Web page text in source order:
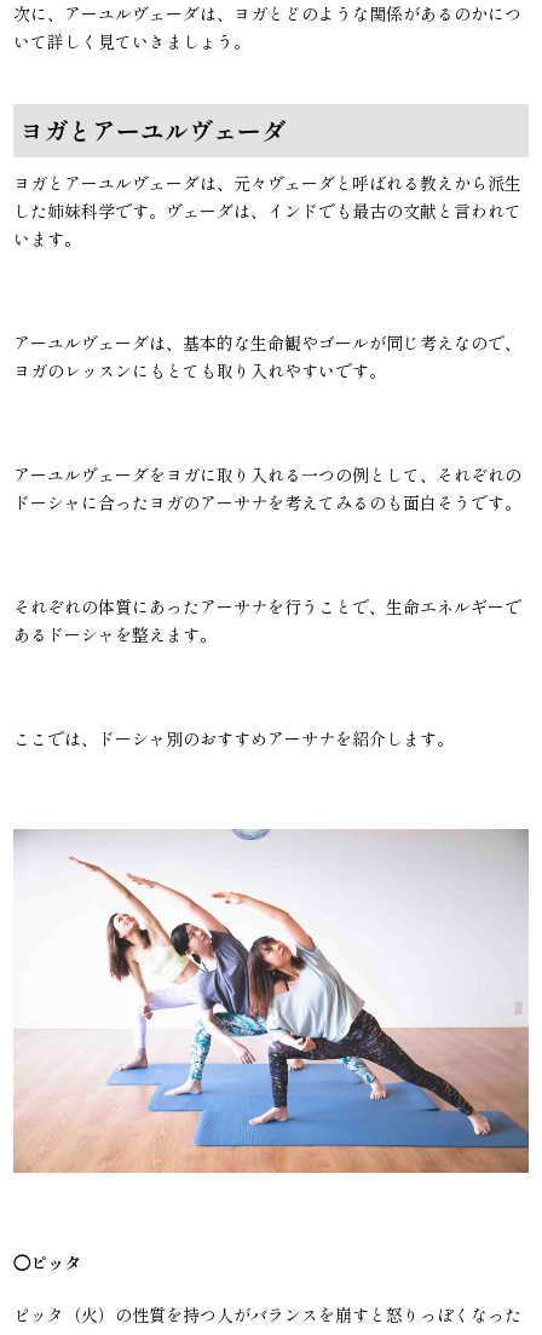
次に、アーユルヴェーダは、ヨガとどのような関係があるのかにつ
いて詳しく見ていきましょう。
ヨガとアーユルヴェーダ
ヨガとアーユルヴェーダは、元々ヴェーダと呼ばれる教えから派生
した姉妹科学です。ヴェーダは、インドでも最古の文献と言われて
います。
アーユルヴェーダは、基本的な生命観やゴールが同じ考えなので、
ヨガのレッスンにもとても取り入れやすいです。
アーユルヴェーダをヨガに取り入れる一つの例として、それぞれの
ドーシャに合ったヨガのアーサナを考えてみるのも面白そうです。
それぞれの体質にあったアーサナを行うことで、生命エネルギーで
あるドーシャを整えます。
ここでは、ドーシャ別のおすすめアーサナを紹介します。
◯ピッタ
ピッタ（火）の性質を持つ人がバランスを崩すと怒りっぽくなった